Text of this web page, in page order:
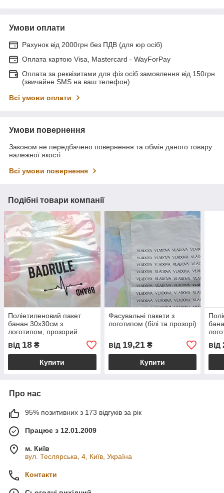
Умови оплати
Рахунок від 2000грн без ПДВ (для юр осіб)
Оплата картою Visa, Mastercard - WayForPay
Оплата за реквізитами для фіз осіб замовлення від 150грн
(звичайне SMS на ваш телефон)
Всі умови оплати
Умови повернення
Законом не передбачено повернення та обмін даного товару
належної якості
Всі умови повернення
Подібні товари компанії
Поліетиленовий пакет
банан 30x30см з
логотипом, прозорий
глянець
від 18 ₴
Купити
Фасувальні пакети з
логотипом (білі та прозорі)
від 19,21₴
Купити
від
Про нас
95% позитивних з 173 відгуків за рік
Працює з 12.01.2009
м. Київ
вул. Теслярська, 4, Київ, Україна
Контакти